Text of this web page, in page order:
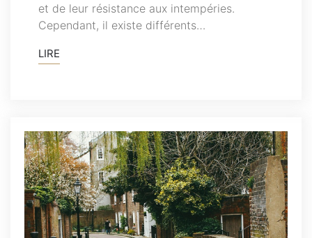
et de leur résistance aux intempéries.
Cependant, il existe différents…
LIRE